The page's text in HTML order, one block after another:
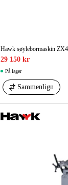
Hawk søylebormaskin
29 150 kr
På lager
Sammenlign